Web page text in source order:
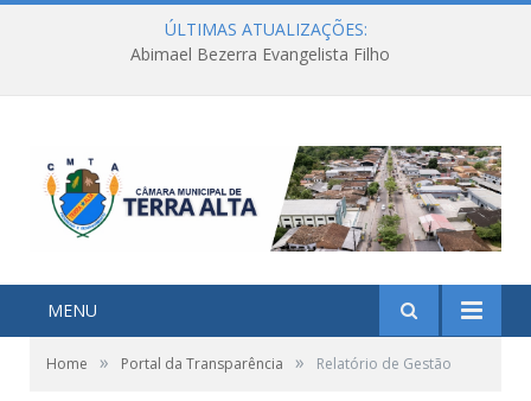
ÚLTIMAS ATUALIZAÇÕES:
Abimael Bezerra Evangelista Filho
MENU
Home » Portal da Transparência » Relatório de Gestão